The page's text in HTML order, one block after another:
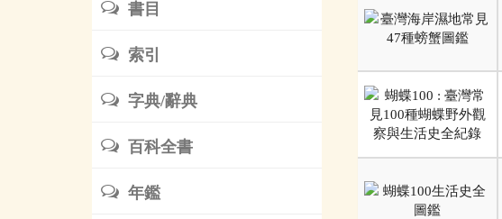
書目
索引
字典/辭典
百科全書
年鑑